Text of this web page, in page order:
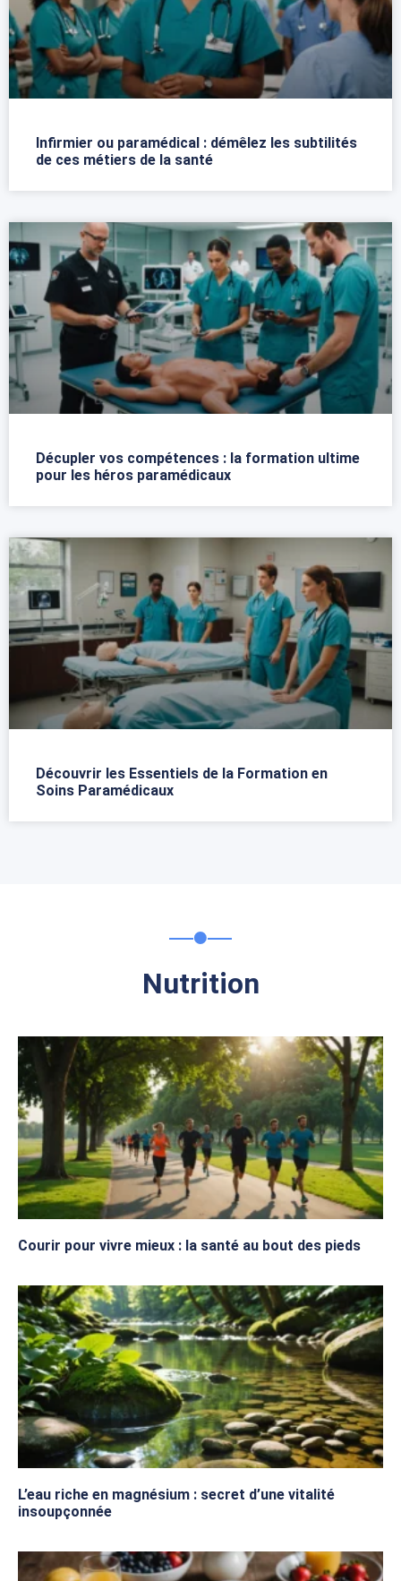
Infirmier ou paramédical : démêlez les subtilités
de ces métiers de la santé
Décupler vos compétences : la formation ultime
pour les héros paramédicaux
Découvrir les Essentiels de la Formation en
Soins Paramédicaux
Nutrition
Courir pour vivre mieux : la santé au bout des pieds
L’eau riche en magnésium : secret d’une vitalité
insoupçonnée